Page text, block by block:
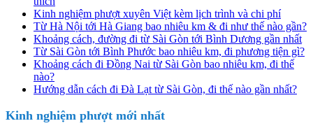
Kinh nghiệm phượt xuyên Việt kèm lịch trình và chi phí
Từ Hà Nội tới Hà Giang bao nhiêu km & đi như thế nào gần?
Khoảng cách, đường đi từ Sài Gòn tới Bình Dương gần nhất
Từ Sài Gòn tới Bình Phước bao nhiêu km, đi phương tiện gì?
Khoảng cách đi Đồng Nai từ Sài Gòn bao nhiêu km, đi thế
nào?
Hướng dẫn cách đi Đà Lạt từ Sài Gòn, đi thế nào gần nhất?
Kinh nghiệm phượt mới nhất